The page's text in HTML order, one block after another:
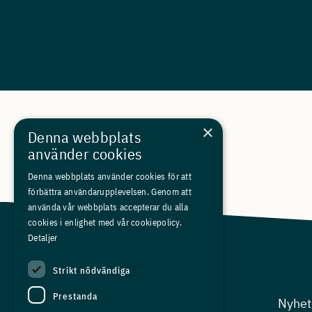
Arbetsgivarfrågor
×
Denna webbplats
använder cookies
Denna webbplats använder cookies för att
förbättra användarupplevelsen. Genom att
använda vår webbplats accepterar du alla
cookies i enlighet med vår cookiepolicy.
Detaljer
Strikt nödvändiga
Prestanda